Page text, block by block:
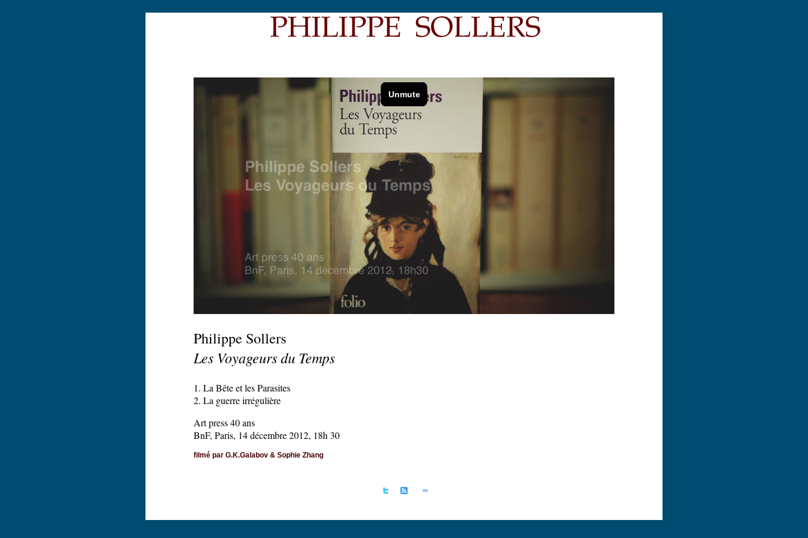
Philippe Sollers
Les Voyageurs du Temps
1. La Bête et les Parasites
2. La guerre irrégulière
Art press 40 ans
BnF, Paris, 14 décembre 2012, 18h 30
filmé par G.K.Galabov & Sophie Zhang
∞